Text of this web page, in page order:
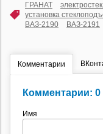
ГРАНАТ
установка
ВАЗ-2190
ВАЗ-2191
Комментарии
Комментарии: 0
Имя